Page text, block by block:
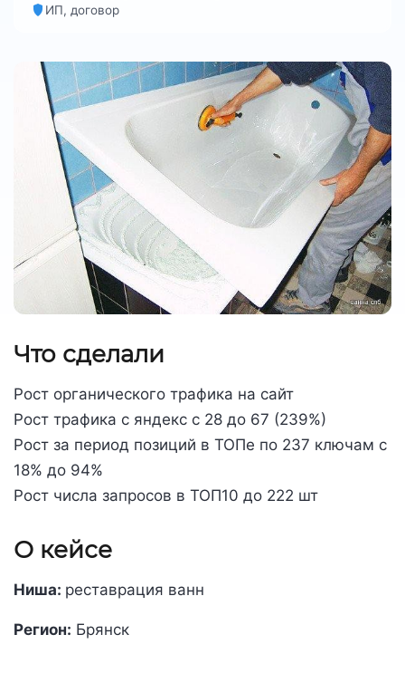
ИП, договор
Что сделали
Рост органического трафика на сайт
Рост трафика с яндекс с 28 до 67 (239%)
Рост за период позиций в ТОПе по 237 ключам с
18% до 94%
Рост числа запросов в ТОП10 до 222 шт
О кейсе
Ниша: реставрация ванн
Регион: Брянск